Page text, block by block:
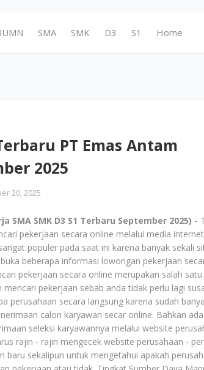
SMA SMK D3 S1 Home
PT Emas Antam
2025
20, 2025
SMA SMK D3 S1 Terbaru September 2025) -
pekerjaan secara online melalui media
populer pada saat ini karena banyak sekali
beberapa informasi lowongan pekerjaan
pekerjaan secara online merupakan salah satu
pekerjaan sebab anda tidak perlu lagi
perusahaan secara langsung karena sudah
calon karyawan secar online. Bahkan
seleksi karyawannya melalui website
rajin - rajin mengecek website perusahaan -
baru sekalipun untuk mengetahui apakah